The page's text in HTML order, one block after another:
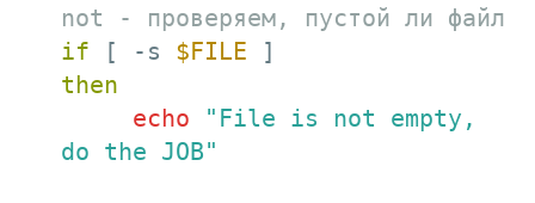
not - проверяем, пустой ли файл
if [ -s $FILE
then
echo
"File is not empty,
do the JOB"